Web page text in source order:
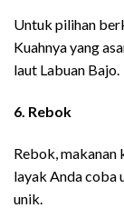
Untuk pilihan
Kuahnya yang
laut Labuan Bajo.
6. Rebok
Rebok, makanan
layak Anda coba
unik.